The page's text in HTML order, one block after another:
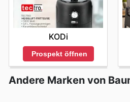
KODi
Prospekt öffnen
Andere Marken von